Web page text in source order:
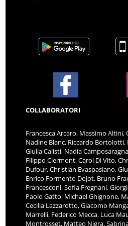
COLLABORATORI
Francesca Arcaro, Massimo Altini,
Nadine Blanc, Riccardo Bortolotti,
Giulia Calisti, Nadia
Filippo Clermont, Carol Di Vito,
Dufour, Christian Evaspasiano,
Enrico Formento Dojot, Bruno
Francesconi, Sofia Fregnani,
Paolo Gatto, Michael Ghignone,
Cecilia Lazzarotto, Giacomo
Marrelli, Federico Mecca, Luca
Montrosset, Matteo Nigra,